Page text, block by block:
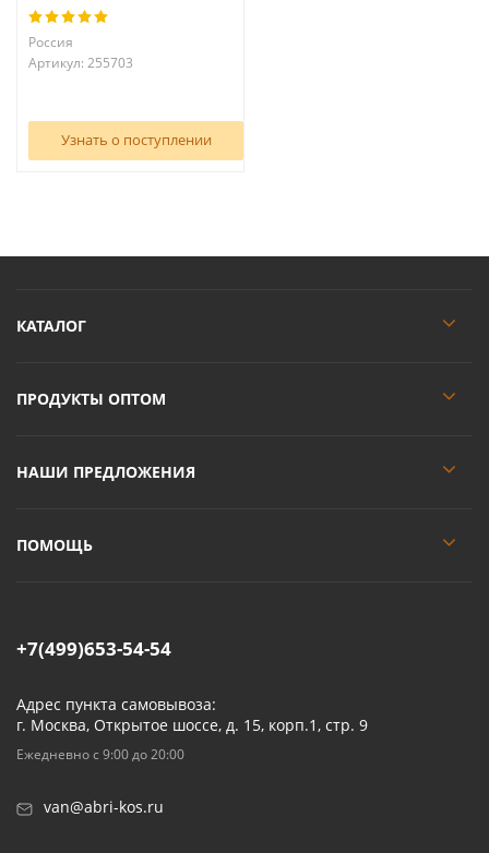
Россия
Артикул: 255703
Узнать о поступлении
КАТАЛОГ
ПРОДУКТЫ ОПТОМ
НАШИ ПРЕДЛОЖЕНИЯ
ПОМОЩЬ
+7(499)653-54-54
Адрес пункта самовывоза:
г. Москва, Открытое шоссе, д. 15, корп.1, стр. 9
Ежедневно с 9:00 до 20:00
van@abri-kos.ru